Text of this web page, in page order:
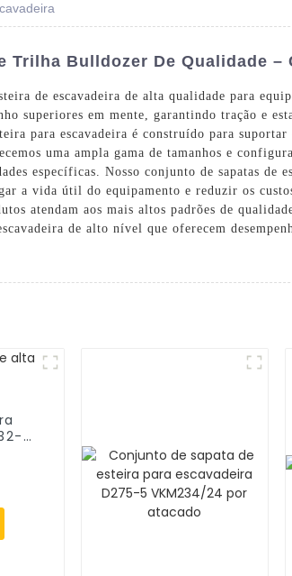
Trilha Bulldozer De Qualidade –
de escavadeira de alta qualidade para
superiores em mente, garantindo tração e
para escavadeira é construído para
uma ampla gama de tamanhos e
específicas. Nosso conjunto de sapatas
a vida útil do equipamento e reduzir os
atendam aos mais altos padrões de
de alto nível que oferecem